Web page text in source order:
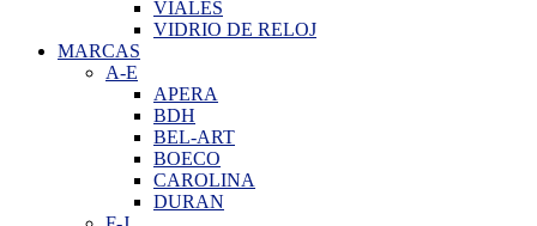
VIALES
VIDRIO DE RELOJ
MARCAS
A-E
APERA
BDH
BEL-ART
BOECO
CAROLINA
DURAN